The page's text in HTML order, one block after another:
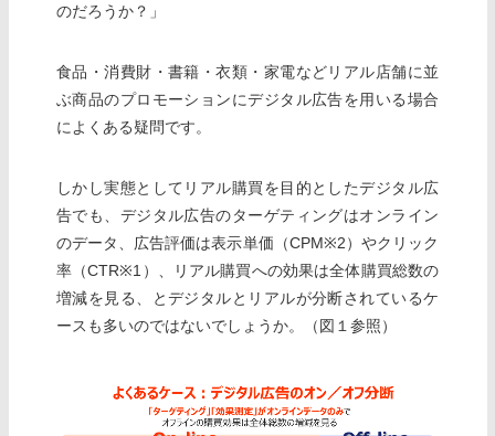
のだろうか？」
食品・消費財・書籍・衣類・家電などリアル店舗に並
ぶ商品のプロモーションにデジタル広告を用いる場合
によくある疑問です。
しかし実態としてリアル購買を目的としたデジタル広
告でも、デジタル広告のターゲティングはオンライン
のデータ、広告評価は表示単価（CPM※2）やクリック
率（CTR※1）、リアル購買への効果は全体購買総数の
増減を見る、とデジタルとリアルが分断されているケ
ースも多いのではないでしょうか。（図１参照）